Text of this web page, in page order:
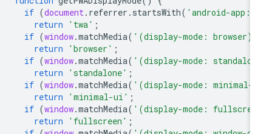
if (document.referrer.startsWith('android-
return 'twa'
if (window.matchMedia('(display-mode: browser)'
return 'browser'
if (window.matchMedia('(display-mode:
return 'standalone'
if (window.matchMedia('(display-mode:
return 'minimal-ui'
if (window.matchMedia('(display-mode:
return 'fullscreen'